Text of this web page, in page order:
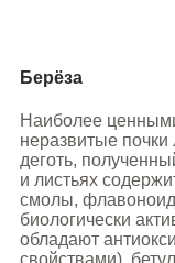
Берёза
Наиболее
неразвитые почки
деготь,
и листьях
смолы,
биологически
обладают
свойствами),